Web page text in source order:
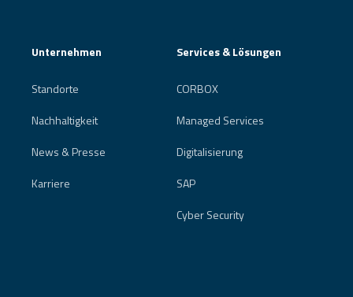
Unternehmen
Standorte
Nachhaltigkeit
News & Presse
Karriere
Services & Lösungen
CORBOX
Managed Services
Digitalisierung
SAP
Cyber Security